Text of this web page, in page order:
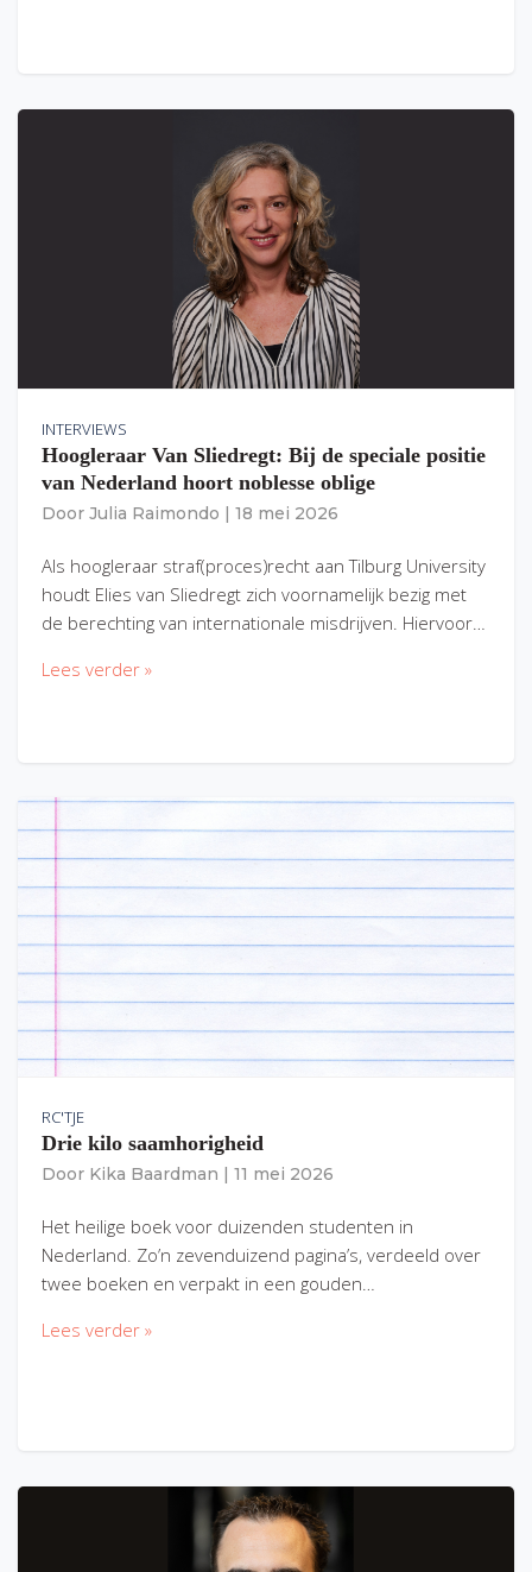
INTERVIEWS
Hoogleraar Van Sliedregt: Bij de speciale positie
van Nederland hoort noblesse oblige
Door Julia Raimondo 18 mei 2026
Als hoogleraar straf(proces)recht aan Tilburg University
houdt Elies van Sliedregt zich voornamelijk bezig met
de berechting van internationale misdrijven. Hiervoor…
Lees verder »
RC'TJE
Drie kilo saamhorigheid
Door Kika Baardman 11 mei 2026
Het heilige boek voor duizenden studenten in
Nederland. Zo’n zevenduizend pagina’s, verdeeld over
twee boeken en verpakt in een gouden…
Lees verder »